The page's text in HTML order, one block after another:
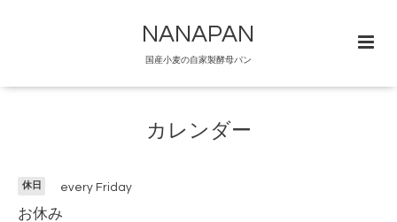
NANAPAN
国産小麦の自家製酵母パン
カレンダー
休日 every Friday
お休み